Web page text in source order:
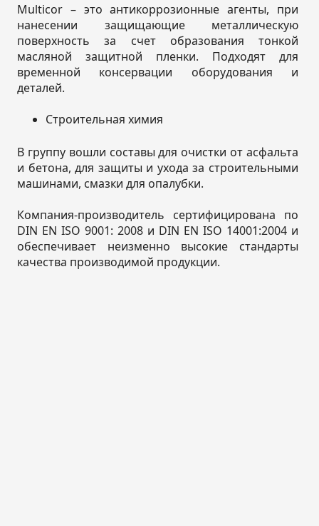
Multicor – это антикоррозионные агенты, при
нанесении защищающие металлическую
поверхность за счет образования тонкой
масляной защитной пленки. Подходят для
временной консервации оборудования и
деталей.
Строительная химия
В группу вошли составы для очистки от асфальта
и бетона, для защиты и ухода за строительными
машинами, смазки для опалубки.
Компания-производитель сертифицирована по
DIN EN ISO 9001: 2008 и DIN EN ISO 14001:2004 и
обеспечивает неизменно высокие стандарты
качества производимой продукции.